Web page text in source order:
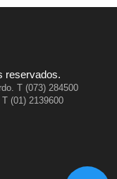
reservados.
T (073) 284500
(01) 2139600